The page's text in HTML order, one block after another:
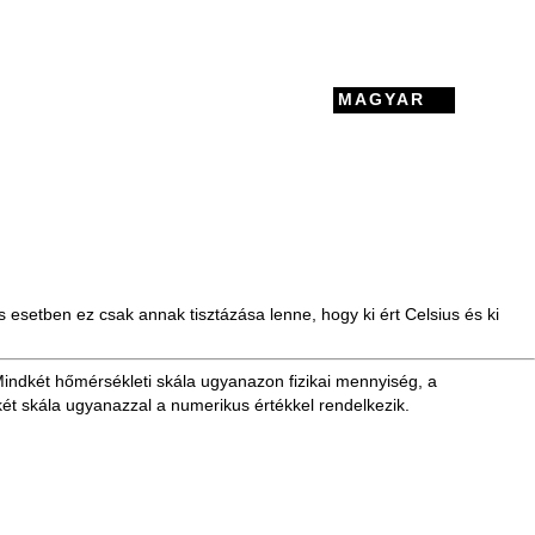
MAGYAR
esetben ez csak annak tisztázása lenne, hogy ki ért Celsius és ki
hőmérsékleti skála ugyanazon fizikai mennyiség, a
skála ugyanazzal a numerikus értékkel rendelkezik.